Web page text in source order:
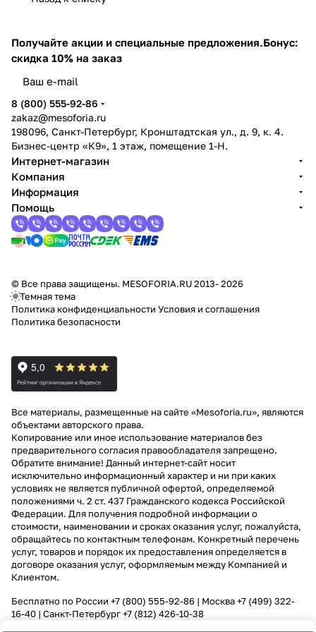
Получайте акции и специальные предложения.Бонус:
скидка 10% на заказ
8 (800) 555-92-86
zakaz@mesoforia.ru
198096, Санкт-Петербург, Кронштадтская ул., д. 9, к. 4.
Бизнес-центр «К9», 1 этаж, помещение 1-Н.
Интернет-магазин
Компания
Информация
Помощь
© Все права защищены. MESOFORIA.RU 2013- 2026
Темная тема
Политика конфиденциальности Условия и соглашения
Политика безопасности
Все материалы, размещенные на сайте «Mesoforia.ru», являются
объектами авторского права.
Копирование или иное использование материалов без
предварительного согласия правообладателя запрещено.
Обратите внимание! Данный интернет-сайт носит
исключительно информационный характер и ни при каких
условиях не является публичной офертой, определяемой
положениями ч. 2 ст. 437 Гражданского кодекса Российской
Федерации. Для получения подробной информации о
стоимости, наименовании и сроках оказания услуг, пожалуйста,
обращайтесь по контактным телефонам. Конкретный перечень
услуг, товаров и порядок их предоставления определяется в
договоре оказания услуг, оформляемым между Компанией и
Клиентом.
Бесплатно по России +7 (800) 555-92-86 | Москва+7 (499) 322-
16-40 | Санкт-Петербург+7 (812) 426-10-38